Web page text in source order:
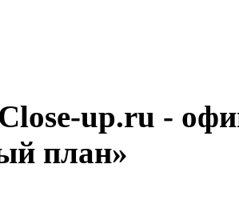
up.ru -
план»